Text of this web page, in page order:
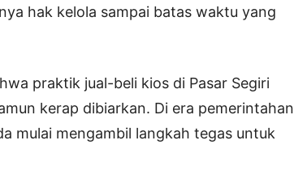
hak kelola sampai batas waktu yang
praktik jual-beli kios di Pasar Segiri
kerap dibiarkan. Di era pemerintahan
mulai mengambil langkah tegas untuk